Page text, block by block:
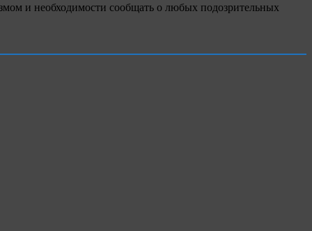
и необходимости сообщать о любых подозрительных